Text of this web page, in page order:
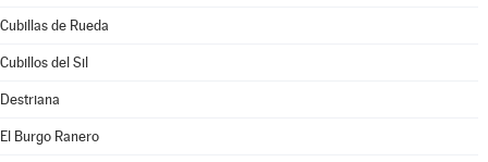
Cubillas de Rueda
Cubillos del Sil
Destriana
El Burgo Ranero